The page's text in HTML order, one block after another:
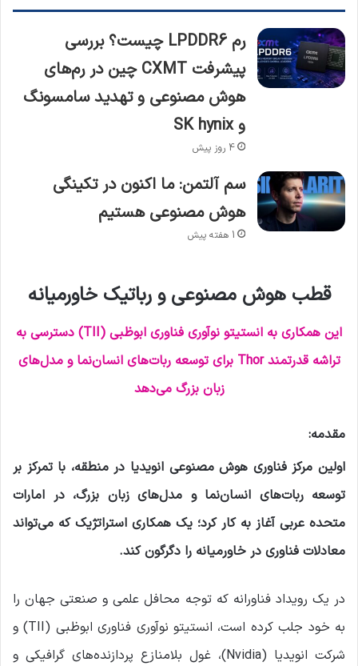
رم LPDDR6 چیست؟ بررسی
پیشرفت CXMT چین در رم‌های
هوش مصنوعی و تهدید سامسونگ
و SK hynix
4 روز پیش
سم آلتمن: ما اکنون در تکینگی
هوش مصنوعی هستیم
1 هفته پیش
قطب هوش مصنوعی و رباتیک خاورمیانه
این همکاری به انستیتو نوآوری فناوری ابوظبی (TII) دسترسی به
تراشه قدرتمندThor برای توسعه ربات‌های انسان‌نما و مدل‌های
زبان بزرگ می‌دهد
مقدمه:
اولین مرکز فناوری هوش مصنوعی انویدیا در منطقه، با تمرکز بر
توسعه ربات‌های انسان‌نما و مدل‌های زبان بزرگ، در امارات
متحده عربی آغاز به کار کرد؛ یک همکاری استراتژیک که می‌تواند
معادلات فناوری در خاورمیانه را دگرگون کند.
در یک رویداد فناورانه که توجه محافل علمی و صنعتی جهان را
به خود جلب کرده است، انستیتو نوآوری فناوری ابوظبی (TII) و
شرکت انویدیا (Nvidia)، غول بلامنازع پردازنده‌های گرافیکی و